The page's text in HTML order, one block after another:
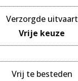
Verzorgde uitvaart
Vrije keuze
Vrij te besteden